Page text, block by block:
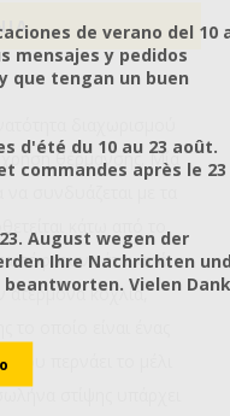
χρήση θέρμανσης. Μία
συνδυάζεται με τα
κάτω από το
πέφτουν κάτω από
ατέρμονα κοχλία,
περνάει το μέλι
de verano del 10
mensajes y pedidos
que tengan un buen
d'été du 10 au 23 août.
commandes après le 23
August wegen der
Ihre Nachrichten
Vielen Dank